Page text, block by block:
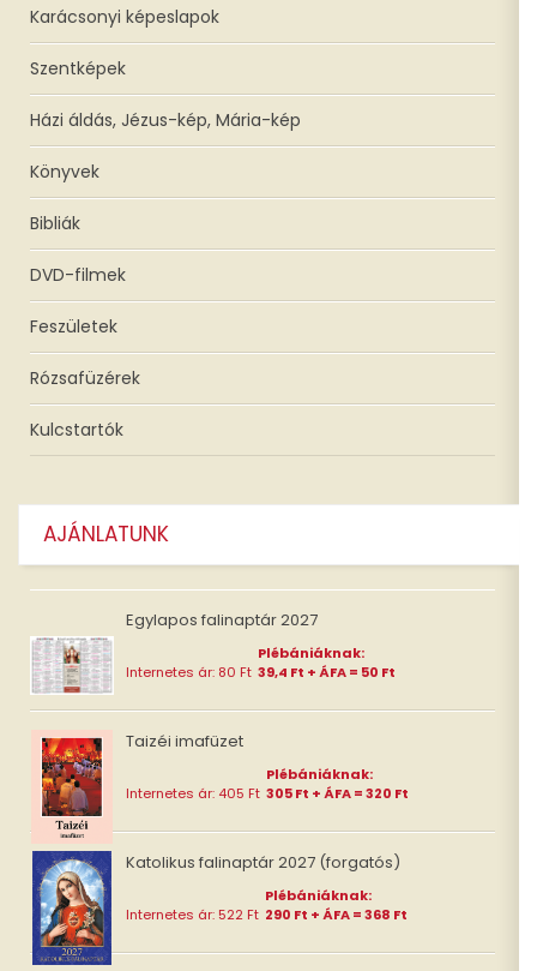
Karácsonyi képeslapok
Szentképek
Házi áldás, Jézus-kép, Mária-kép
Könyvek
Bibliák
DVD-filmek
Feszületek
Rózsafüzérek
Kulcstartók
AJÁNLATUNK
Egylapos falinaptár 2027
Internetes ár: 80 Ft
Plébániáknak:
39,4 Ft + ÁFA = 50 Ft
Taizéi imafüzet
Internetes ár: 405 Ft
Plébániáknak:
305 Ft + ÁFA = 320 Ft
Katolikus falinaptár 2027 (forgatós)
Internetes ár: 522 Ft
Plébániáknak:
290 Ft + ÁFA = 368 Ft